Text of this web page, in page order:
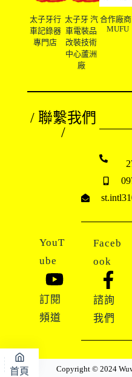
太子牙行
車記錄器
專門店
太子牙 汽
車電裝品
改裝技術
中心蘆洲
廠
合作廠
MUFU
/ 聯繫我們
/
YouT
ube
訂閱
頻道
Faceb
ook
諮詢
我們
Copyright © 2024
首頁